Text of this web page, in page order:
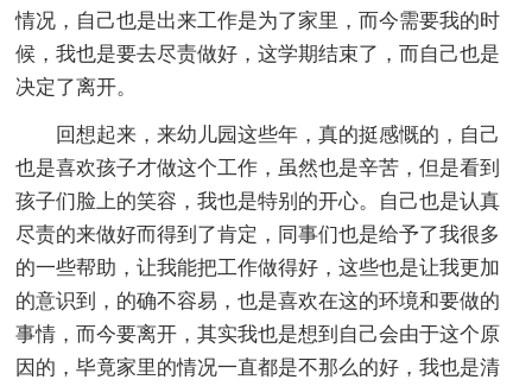
情况，自己也是出来工作是为了家里，而今需要我的时
候，我也是要去尽责做好，这学期结束了，而自己也是
决定了离开。
回想起来，来幼儿园这些年，真的挺感慨的，自己
也是喜欢孩子才做这个工作，虽然也是辛苦，但是看到
孩子们脸上的笑容，我也是特别的开心。自己也是认真
尽责的来做好而得到了肯定，同事们也是给予了我很多
的一些帮助，让我能把工作做得好，这些也是让我更加
的意识到，的确不容易，也是喜欢在这的环境和要做的
事情，而今要离开，其实我也是想到自己会由于这个原
因的，毕竟家里的情况一直都是不那么的好，我也是清